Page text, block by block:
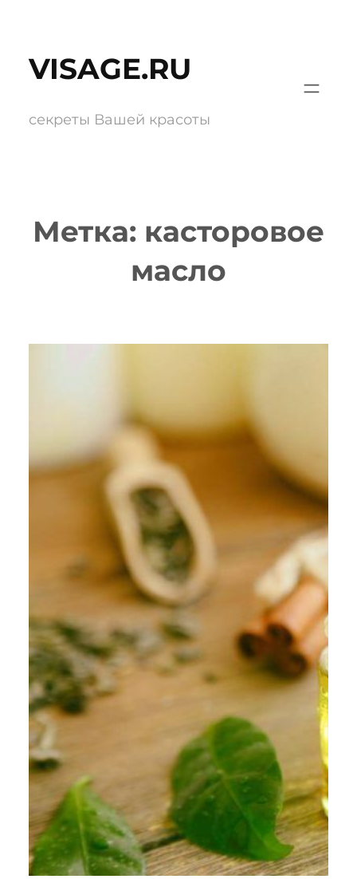
содержимому
VISAGE.RU
секреты Вашей красоты
Метка: касторовое
масло